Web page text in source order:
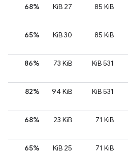
‎85 KiB
68%
‎85 KiB
65%
‫‎73 KiB
86%
‎94 KiB
82%
‎71 KiB
‎23 KiB
68%
‎71 KiB
65%